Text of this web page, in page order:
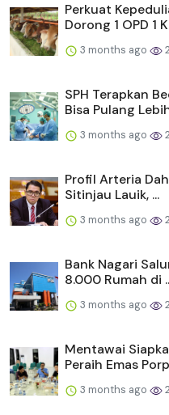
Perkuat
Dorong 1 OPD 1
3 months ago
SPH Terapkan
Bisa Pulang
3 months ago
Profil Arteria
Sitinjau Lauik, ...
3 months ago
Bank Nagari
8.000 Rumah di
3 months ago
Mentawai
Peraih Emas
3 months ago